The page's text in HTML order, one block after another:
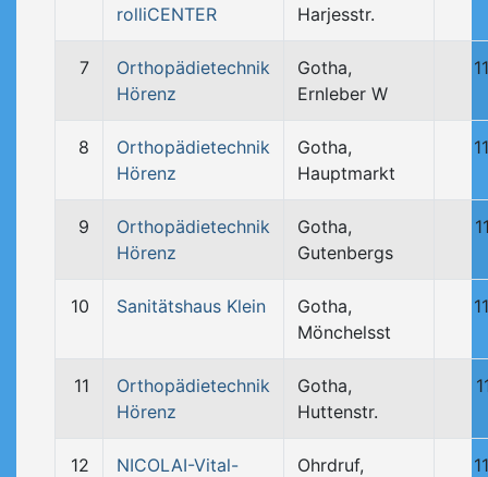
rolliCENTER
Harjesstr.
7
Orthopädietechnik
Hörenz
Gotha,
Ernleber W
8
Orthopädietechnik
Hörenz
Gotha,
Hauptmarkt
9
Orthopädietechnik
Hörenz
Gotha,
Gutenbergs
10 Sanitätshaus Klein
Gotha,
Mönchelsst
11
Orthopädietechnik
Hörenz
Gotha,
Huttenstr.
12
NICOLAI-Vital-
Ohrdruf,